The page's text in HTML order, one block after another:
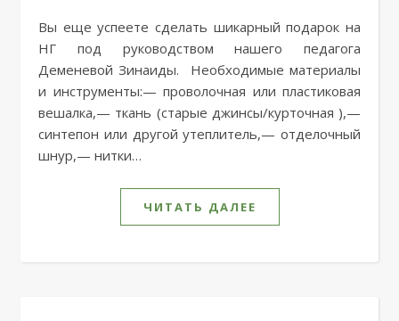
Вы еще успеете сделать шикарный подарок на
НГ под руководством нашего педагога
Деменевой Зинаиды. Необходимые материалы
и инструменты:— проволочная или пластиковая
вешалка,— ткань (старые джинсы/курточная ),—
синтепон или другой утеплитель,— отделочный
шнур,— нитки…
ЧИТАТЬ ДАЛЕЕ